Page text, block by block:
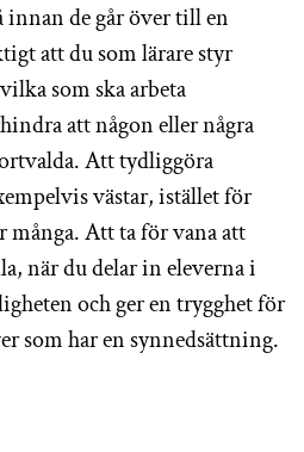
innan de går över till en
att du som lärare styr
som ska arbeta
att någon eller några
Att tydliggöra
västar, istället för
Att ta för vana att
när du delar in eleverna i
och ger en trygghet för
som har en synnedsättning.